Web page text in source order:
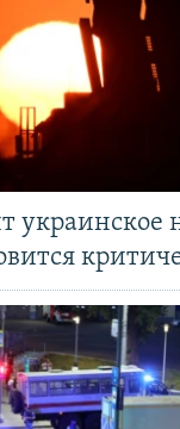
украинское